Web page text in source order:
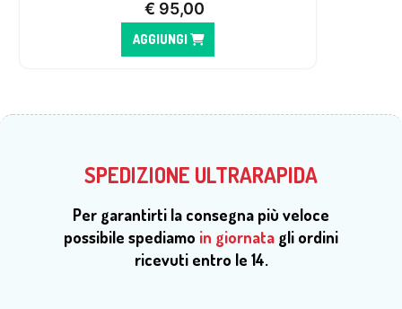
€ 95,00
AGGIUNGI
SPEDIZIONE ULTRARAPIDA
Per garantirti la consegna più veloce
possibile spediamo in giornata gli ordini
ricevuti entro le 14.